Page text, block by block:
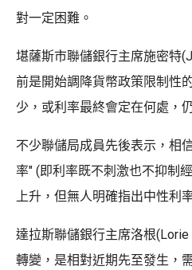
對一定困難。
堪薩斯市聯儲銀行主席施密特
前是開始調降貨幣政策限制性
少，或利率最終會定在何處，
不少聯儲局成員先後表示，相
率" (即利率既不刺激也不抑制
上升，但無人明確指出中性利
達拉斯聯儲銀行主席洛根
轉變，是相對近期先至發生，